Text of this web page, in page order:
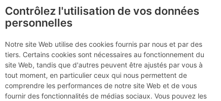
Pic de Jallouvre : Les
Gaguistes
Jeudi 1 juin 2017
France Haute-Savoie Bornes - Aravis
Contrôlez l'utilisation de vos données
personnelles
Notre site Web utilise des cookies fournis par nous et par des
tiers. Certains cookies sont nécessaires au fonctionnement du
site Web, tandis que d'autres peuvent être ajustés par vous à
tout moment, en particulier ceux qui nous permettent de
comprendre les performances de notre site Web et de vous
fournir des fonctionnalités de médias sociaux. Vous pouvez les